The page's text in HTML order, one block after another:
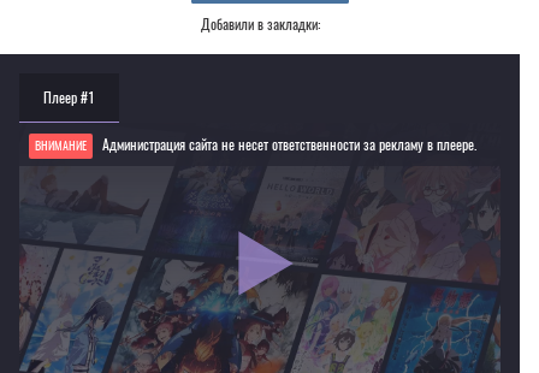
Добавили в закладки:
Плеер #1
ВНИМАНИЕ Администрация сайта не несет ответственности за рекламу в плеере.
Если видео не работает, обновите страницу или выберите другой плеер!
Для просмотра некоторых аниме необходимо установить VPN
Текущее воспроизведение：Офисный работник из Африки [все серии]